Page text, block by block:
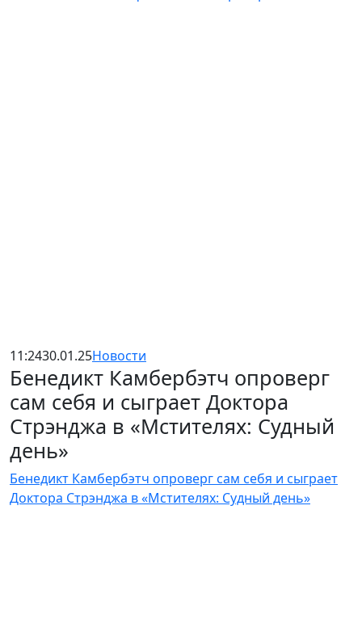
11:2430.01.25Новости
Бенедикт Камбербэтч опроверг
сам себя и сыграет Доктора
Стрэнджа в «Мстителях: Судный
день»
Бенедикт Камбербэтч опроверг сам себя и сыграет
Доктора Стрэнджа в «Мстителях: Судный день»